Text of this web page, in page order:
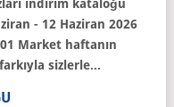
indirim kataloğu
- 12 Haziran 2026
Market haftanın
sizlerle...